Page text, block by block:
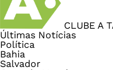
CLUBE A
Últimas Notícias
Política
Bahia
Salvador